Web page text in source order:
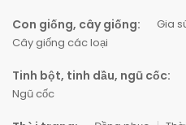
Con giống, cây giống: Gia
Cây giống các loại
Tinh bột, tinh dầu, ngũ cốc:
Ngũ cốc